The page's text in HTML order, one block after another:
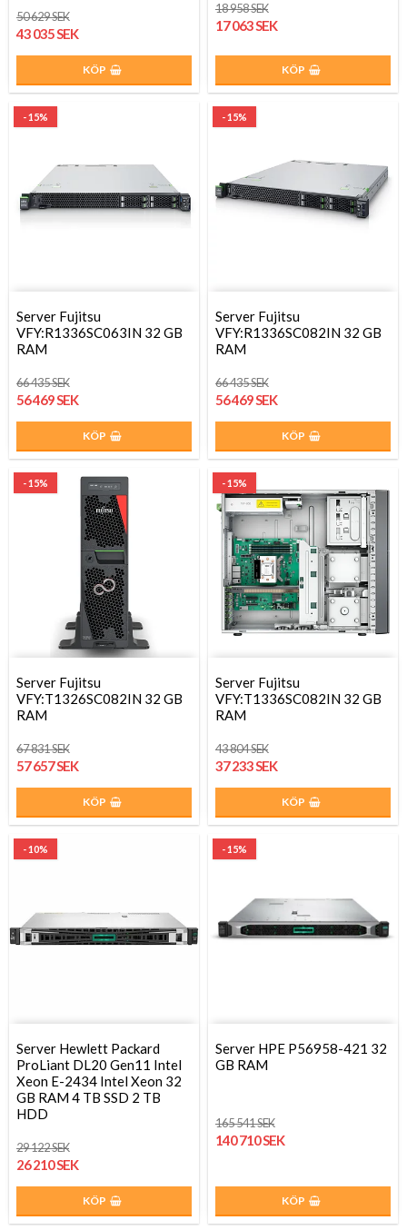
50 629 SEK
43 035 SEK
KÖP
18 958 SEK
17 063 SEK
KÖP
- 15%
Server Fujitsu
VFY:R1336SC063IN 32 GB
RAM
66 435 SEK
56 469 SEK
KÖP
- 15%
Server Fujitsu
VFY:R1336SC082IN 32 GB
RAM
66 435 SEK
56 469 SEK
KÖP
- 15%
Server Fujitsu
VFY:T1326SC082IN 32 GB
RAM
67 831 SEK
57 657 SEK
KÖP
- 15%
Server Fujitsu
VFY:T1336SC082IN 32 GB
RAM
43 804 SEK
37 233 SEK
KÖP
- 10%
Server Hewlett Packard
ProLiant DL20 Gen11 Intel
Xeon E-2434 Intel Xeon 32
GB RAM 4 TB SSD 2 TB
HDD
29 122 SEK
26 210 SEK
KÖP
- 15%
Server HPE P56958-421 32
GB RAM
165 541 SEK
140 710 SEK
KÖP